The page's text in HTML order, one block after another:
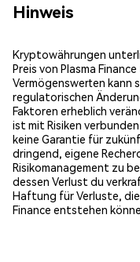
Hinweis
Kryptowährungen
Preis von Plasma
Vermögenswerten kann
regulatorischen
Faktoren erheblich
ist mit Risiken
keine Garantie für
dringend, eigene
Risikomanagement zu
dessen Verlust du
Haftung für Verluste,
Finance entstehen